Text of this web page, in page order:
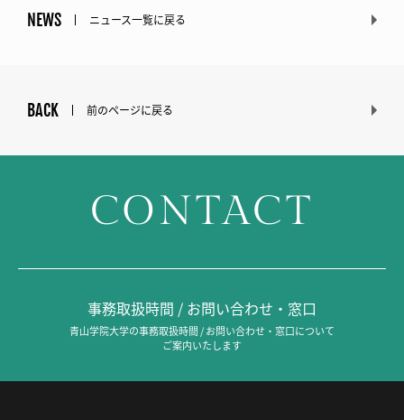
NEWS ニュース一覧に戻る
BACK 前のページに戻る
CONTACT
事務取扱時間 / お問い合わせ・窓口
青山学院大学の事務取扱時間 / お問い合わせ・窓口について
ご案内いたします